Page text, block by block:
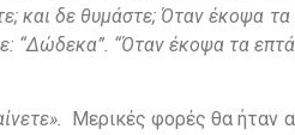
και δε θυμάστε; Όταν έκοψα
“Δώδεκα”. “Όταν έκοψα τα
Μερικές φορές θα ήταν